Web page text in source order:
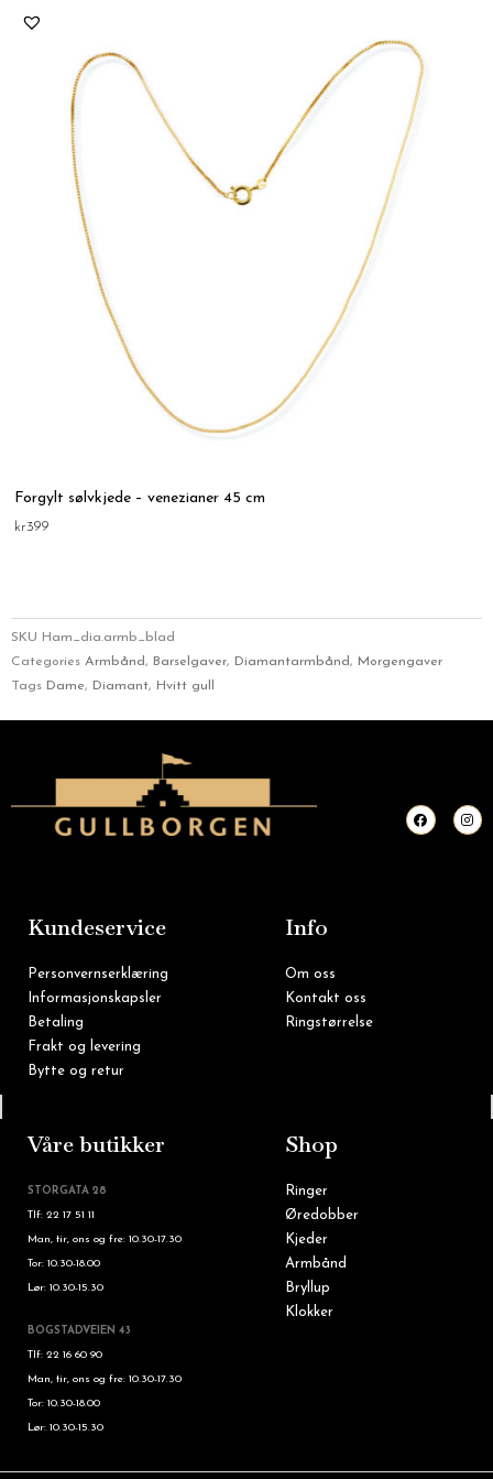
Forgylt sølvkjede – venezianer 45 cm
kr399
SKU Ham_dia.armb_blad
Categories Armbånd, Barselgaver, Diamantarmbånd, Morgengaver
Tags Dame, Diamant, Hvitt gull
F
a
c
I
n
s
Kundeservice
Personvernserklæring
Informasjonskapsler
Betaling
Frakt og levering
Bytte og retur
Info
Om oss
Kontakt oss
Ringstørrelse
Våre butikker
STORGATA 28
Tlf: 22 17 51 11
Man, tir, ons og fre: 10.30-17.30
Tor: 10.30-18.00
Lør: 10.30-15.30
BOGSTADVEIEN 43
Tlf: 22 16 60 90
Man, tir, ons og fre: 10.30-17.30
Tor: 10.30-18.00
Lør: 10.30-15.30
Shop
Ringer
Øredobber
Kjeder
Armbånd
Bryllup
Klokker